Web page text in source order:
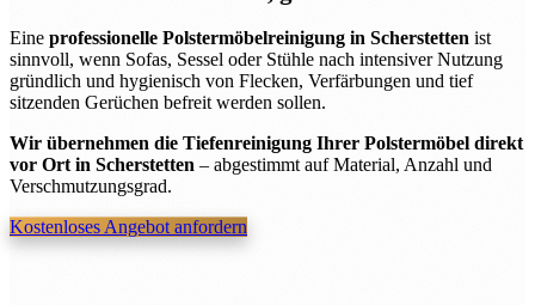
Eine professionelle Polstermöbelreinigung in Scherstetten ist
sinnvoll, wenn Sofas, Sessel oder Stühle nach intensiver Nutzung
gründlich und hygienisch von Flecken, Verfärbungen und tief
sitzenden Gerüchen befreit werden sollen.
Wir übernehmen die Tiefenreinigung Ihrer Polstermöbel direkt
vor Ort in Scherstetten – abgestimmt auf Material, Anzahl und
Verschmutzungsgrad.
Kostenloses Angebot anfordern